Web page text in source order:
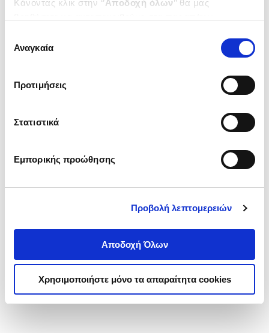
Κάνοντας κλικ στην ‘’Αποδοχή όλων’’ θα μας
ενδιαφέρουν και να επιλέξετε από τα παρακάτω με την
΄΄και να ενημερωθείτε σχετικά με
συγκατάθεσης
Αναγκαία
Προτιμήσεις
Στατιστικά
Εμπορικής προώθησης
Προβολή λεπτομερειών
Αποδοχή Όλων
Χρησιμοποιήστε μόνο τα απαραίτητα cookies